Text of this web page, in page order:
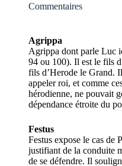
Commentaires
Agrippa
Agrippa dont parle Luc
94 ou 100). Il est le fils
fils d’Herode le Grand.
appeler roi, et comme
hérodienne, ne pouvait
dépendance étroite du
Festus
Festus expose le cas de
justifiant de la conduite
de se défendre. Il